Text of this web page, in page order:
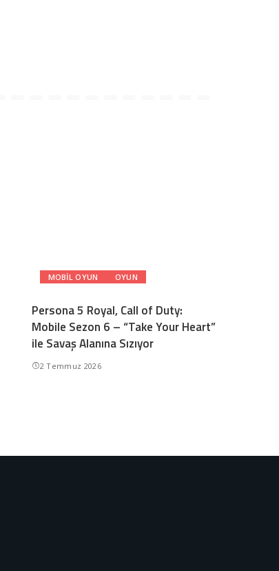
MOBIL OYUN OYUN
Persona 5 Royal, Call of Duty:
Mobile Sezon 6 – “Take Your Heart”
ile Savaş Alanına Sızıyor
2 Temmuz 2026